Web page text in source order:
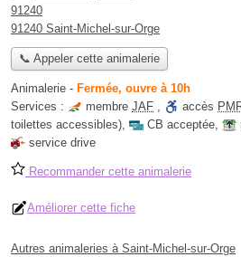
91240
91240 Saint-Michel-sur-Orge
📞 Appeler cette animalerie
Animalerie - Fermée, ouvre à 10h
Services :
membre JAF , accès
toilettes accessibles), CB acceptée,
service drive
Recommander cette animalerie
Améliorer cette fiche
Autres animaleries à Saint-Michel-sur-Orge